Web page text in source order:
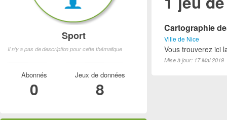
Cartographie
Ville de Nice
Vous trouverez ici
Mise à jour: 17 Mai 2019
Sport
Il n'y a pas de description pour cette thématique
Abonnés
0
Jeux de données
8